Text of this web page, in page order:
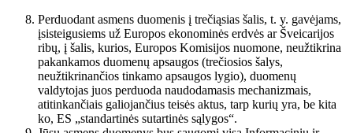
Perduodant asmens duomenis į trečiąsias šalis, t. y. gavėjams,
įsisteigusiems už Europos ekonominės erdvės ar Šveicarijos
ribų, į šalis, kurios, Europos Komisijos nuomone, neužtikrina
pakankamos duomenų apsaugos (trečiosios šalys,
neužtikrinančios tinkamo apsaugos lygio), duomenų
valdytojas juos perduoda naudodamasis mechanizmais,
atitinkančiais galiojančius teisės aktus, tarp kurių yra, be kita
ko, ES „standartinės sutartinės sąlygos“.